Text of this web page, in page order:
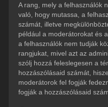
A rang, mely a felhasználók
való, hogy mutassa, a
számát, illetve
például a moderátorokat és
a felhasználók nem tudják
rangjukat, mivel azt az
szólj hozzá feleslegesen a
hozzászólásaid számát,
moderátorok fel fogják
fogják a hozzászólásaid